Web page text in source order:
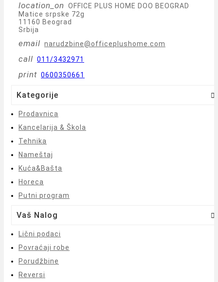
location_on
OFFICE PLUS HOME DOO BEOGRAD
Matice srpske 72g
11160 Beograd
Srbija
email narudzbine@officeplushome.com
call 011/3432971
print 0600350661
Kategorije 
Prodavnica
Kancelarija & Škola
Tehnika
Nameštaj
Kuća&Bašta
Horeca
Putni program
Vaš Nalog 
Lični podaci
Povraćaji robe
Porudžbine
Reversi